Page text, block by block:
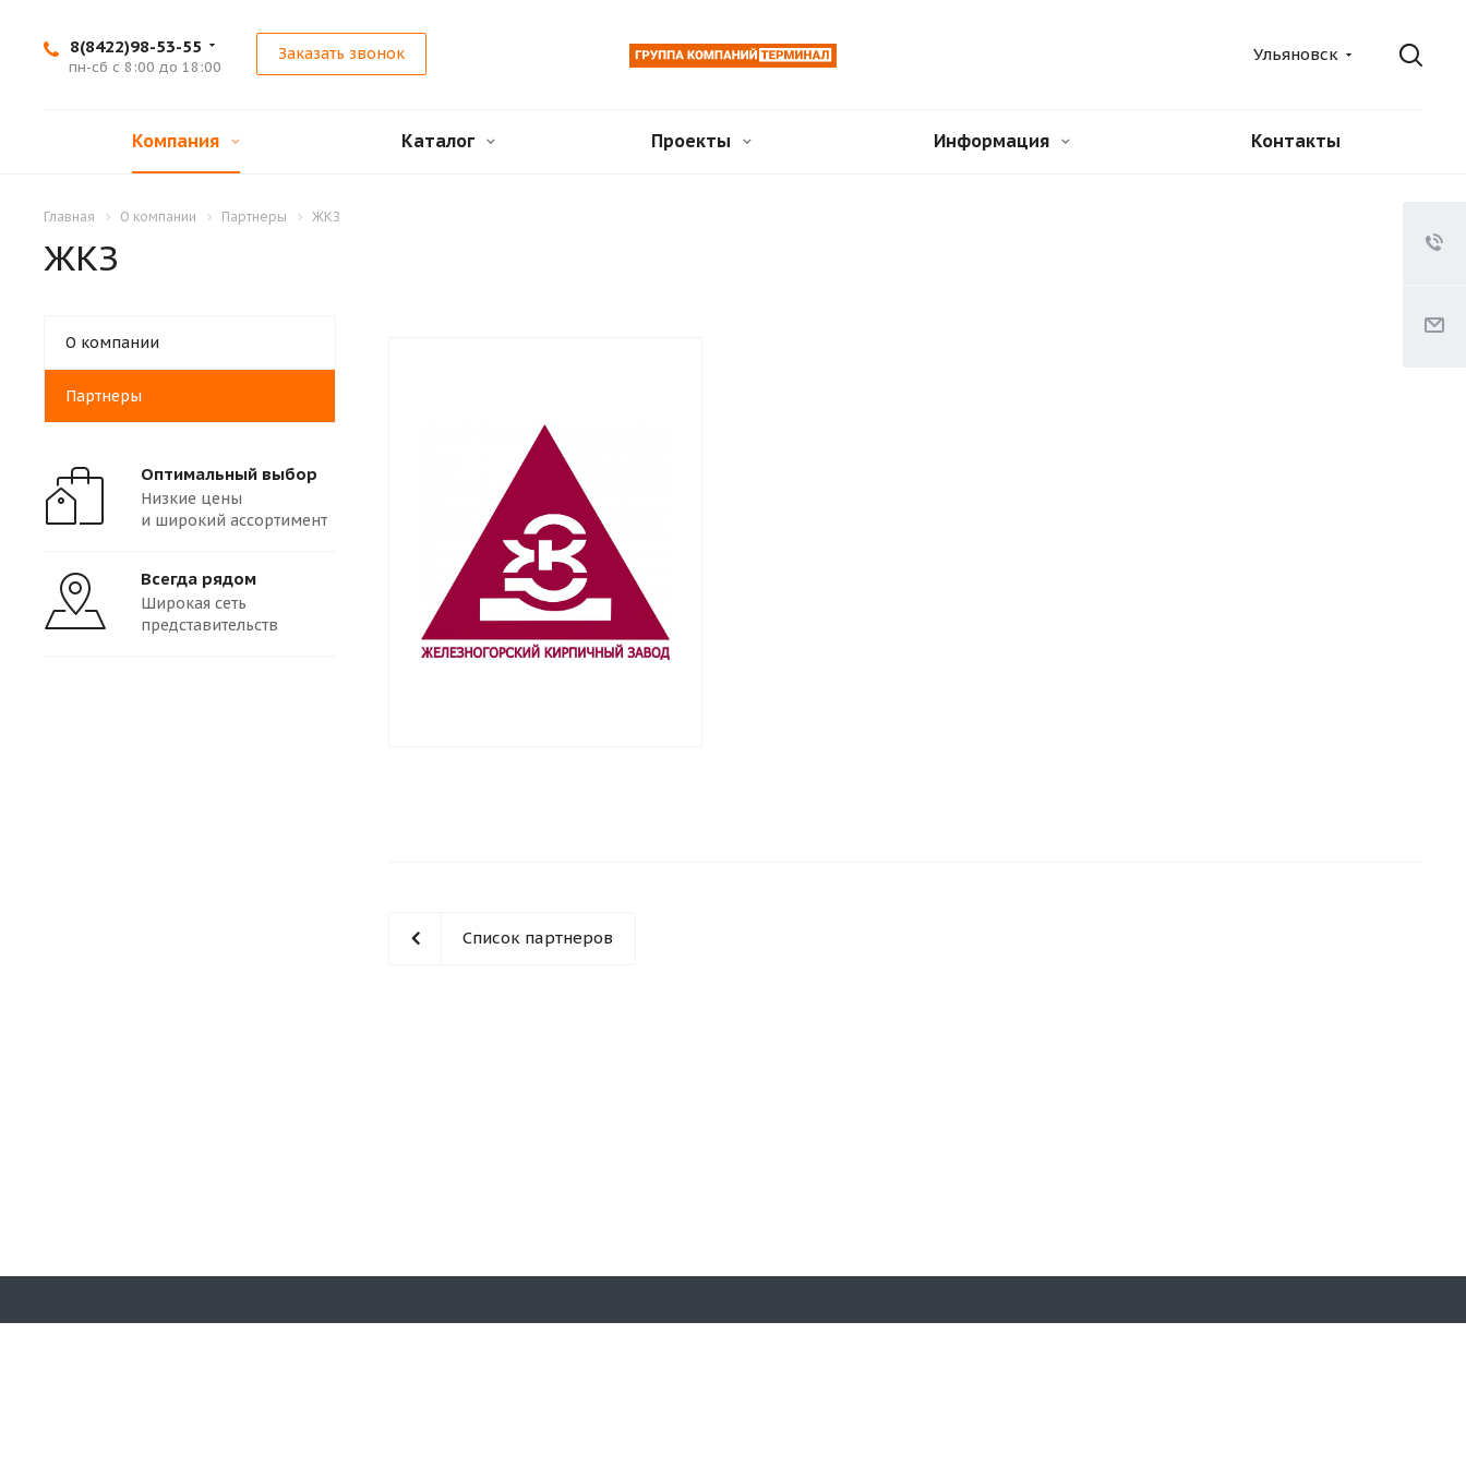
8(8422)98-53-55
пн-сб с 8:00 до 18:00
Заказать звонок Ульяновск
Компания Каталог Проекты Информация Контакты
Главная О компании Партнеры ЖКЗ
ЖКЗ
Список партнеров
О компании
Партнеры
Оптимальный выбор
Низкие цены
и широкий ассортимент
Всегда рядом
Широкая сеть
представительств